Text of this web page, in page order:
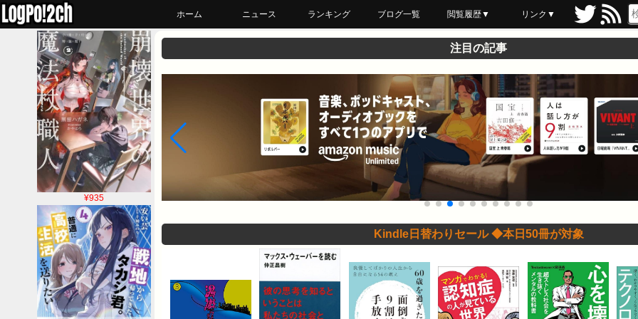
ホーム ニュース ランキング ブログ一覧 閲覧履歴▼
最近読んだ
あとで読む
ブックマーク
リンク▼
¥935
注目の記事
Kindle日替わりセール ◆本日50冊が対象